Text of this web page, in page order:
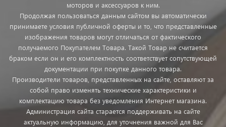
моторов и аксессуаров к ним.
Продолжая пользоваться данным сайтом вы автоматически
принимаете условия публичной оферты и то, что представленные
изображения товаров могут отличаться от фактического
получаемого Покупателем Товара. Такой Товар не считается
браком если он и его комплектность соответствует сопутствующей
документации при покупке данного товара.
Производители товаров, представленных на сайте, оставляют за
собой право изменять технические характеристики и
комплектацию товара без уведомления Интернет магазина.
Администрация сайта старается поддерживать на сайте
актуальную информацию, для уточнения важной для Вас